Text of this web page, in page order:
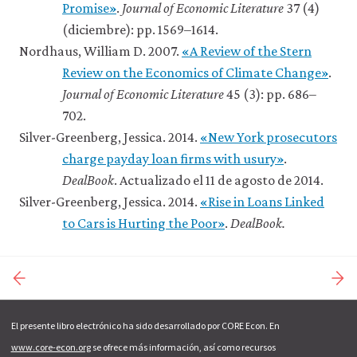
Promise». Journal of Economic Literature 37 (4)
(diciembre): pp. 1569–1614.
Nordhaus, William D. 2007. «A Review of the Stern
Review on the Economics of Climate Change».
Journal of Economic Literature45 (3): pp. 686–
702.
Silver-Greenberg, Jessica. 2014. «New York prosecutors
charge payday loan firms with usury».
DealBook. Actualizado el 11 de agosto de 2014.
Silver-Greenberg, Jessica. 2014. «Rise in Loans Linked
to Cars is Hurting the Poor». DealBook.
4.16 Referencias
5.16 Referencias
6.16 Referencias
8.12 El efecto de un impuesto
8.13 El control de precios
8.14 Resumen
8.15 Referencias
10.11 Los límites de los
mercados
10.12 Resumen
10.13 Referencias
El presente libro electrónico ha sido desarrollado por CORE Econ. En
www.core-econ.orgse ofrece más información, así como recursos